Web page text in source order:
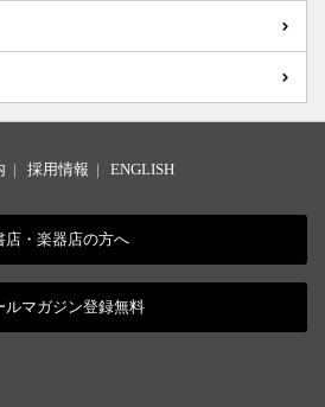
| 採用情報 | ENGLISH
店・楽器店の方へ
ルマガジン登録無料